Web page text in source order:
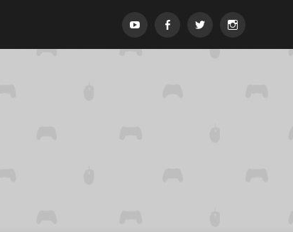
MenypostMenypostMenypostMenypost